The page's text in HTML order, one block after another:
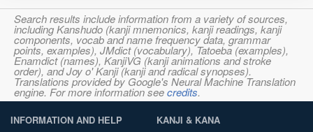
Search results include information from a variety of sources,
including Kanshudo (kanji mnemonics, kanji readings, kanji
components, vocab and name frequency data, grammar
points, examples), JMdict (vocabulary), Tatoeba (examples),
Enamdict (names), KanjiVG (kanji animations and stroke
order), and Joy o' Kanji (kanji and radical synopses).
Translations provided by Google's Neural Machine Translation
engine. For more information seecredits.
INFORMATION AND HELP KANJI & KANA